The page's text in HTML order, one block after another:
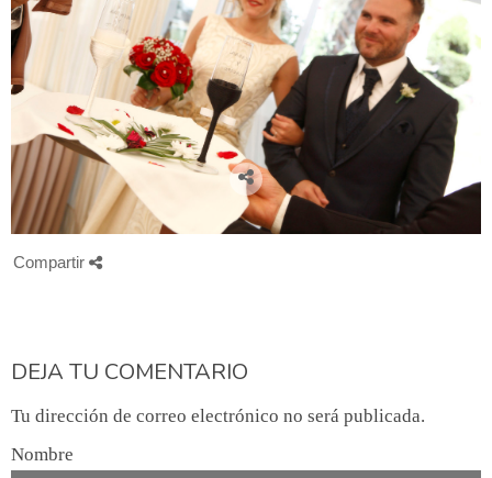
Compartir
DEJA TU COMENTARIO
Tu dirección de correo electrónico no será publicada.
Nombre